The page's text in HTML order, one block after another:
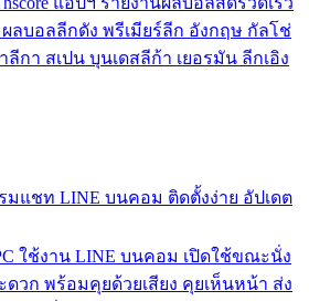
ลบอลลีกดัง พรีเมียร์ลีก อังกฤษ กัลโช่
ลีกา สเปน บุนเดสลีก้า เยอรมัน ลีกเอิง
มแชท LINE บนคอม ติดตั้งง่าย อัปเดต
ใช้งาน LINE บนคอม เปิดใช้ขณะนั่ง
ดวก พร้อมคุยด้วยเสียง คุยเห็นหน้า ส่ง